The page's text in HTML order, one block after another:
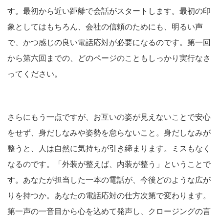
す。最初から近い距離で会話がスタートします。最初の印
象としてはもちろん、会社の信頼のためにも、明るい声
で、かつ感じの良い電話応対が必要になるのです。第一回
から第六回までの、どのページのこともしっかり実行なさ
ってください。
さらにもう一点ですが、お互いの姿が見えないことで安心
をせず、身だしなみや姿勢を怠らないこと。身だしなみが
整うと、人は自然に気持ちが引き締まります。ミスもなく
なるのです。「外装が整えば、内装が整う」ということで
す。あなたが担当した一本の電話が、今後どのような広が
りを持つか。あなたの電話応対の仕方次第で変わります。
第一声の一音目から心を込めて発声し、クロージングの言